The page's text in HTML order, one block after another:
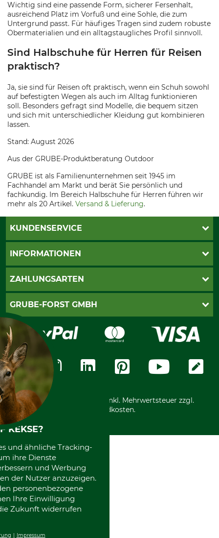
Wichtig sind eine passende Form, sicherer Fersenhalt,
ausreichend Platz im Vorfuß und eine Sohle, die zum
Untergrund passt. Für häufiges Tragen sind zudem robuste
Obermaterialien und ein alltagstaugliches Profil sinnvoll.
Sind Halbschuhe für Herren für Reisen
praktisch?
Ja, sie sind für Reisen oft praktisch, wenn ein Schuh sowohl
auf befestigten Wegen als auch im Alltag funktionieren
soll. Besonders gefragt sind Modelle, die bequem sitzen
und sich mit unterschiedlicher Kleidung gut kombinieren
lassen.
Stand: August 2026
Aus der GRUBE-Produktberatung Outdoor
GRUBE ist als Familienunternehmen seit 1945 im
Fachhandel am Markt und berät Sie persönlich und
fachkundig. Im Bereich Halbschuhe für Herren führen wir
mehr als 20 Artikel. Versand & Lieferung.
KUNDENSERVICE
Katalogbestellung
INFORMATIONEN
AGB
Widerrufsrecht
Widerrufsformular
Datenschutz
Zahlungsarten
ZAHLUNGSARTEN
PayPal
Kreditkarte
Rechnung
Vorkasse
GRUBE-FORST GMBH
Karriere
Über uns
Messetermine
Community
International
*Alle Preise in Euro und inkl. Mehrwertsteuer zzgl.
Versandkosten.
KEKSE?
und ähnliche Tracking-
ihre Dienste
und Werbung
der Nutzer anzuzeigen.
personenbezogene
Ihre Einwilligung
Zukunft widerrufen
Impressum